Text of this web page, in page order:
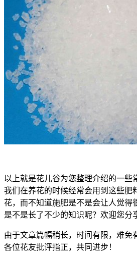
以上就是花儿谷为您整理介绍的一些
我们在养花的时候经常会用到这些肥
花，而不知道施肥是不是会让人觉得
是不是长了不少的知识呢？欢迎您分
由于文章篇幅稍长，时间有限，难免
各位花友批评指正，共同进步！